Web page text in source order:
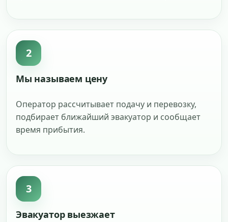
2
Мы называем цену
Оператор рассчитывает подачу и перевозку,
подбирает ближайший эвакуатор и сообщает
время прибытия.
3
Эвакуатор выезжает